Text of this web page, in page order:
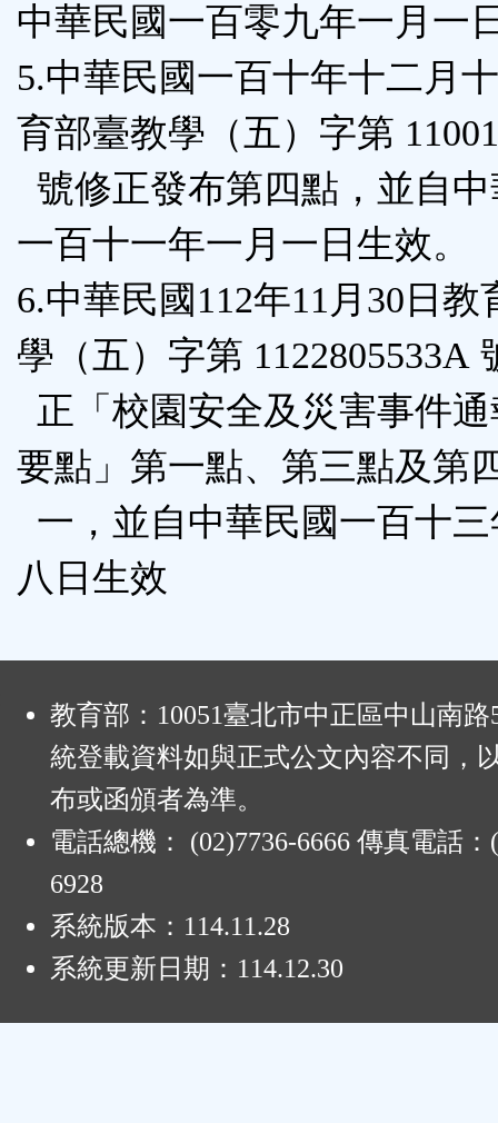
中華民國一百零九年一月一
5.中華民國一百十年十二月
育部臺教學（五）字第
號修正發布第四點，並自
一百十一年一月一日生效。
6.中華民國112年11月30日教
學（五）字第 1122805533A
正「校園安全及災害事件
要點」第一點、第三點及第
一，並自中華民國一百十
八日生效
教育部：10051臺北市中正區中山南
統登載資料如與正式公文內容不同，
布或函頒者為準。
電話總機： (02)7736-6666 傳真電話：
6928
系統版本： 114.11.28
系統更新日期： 114.12.30